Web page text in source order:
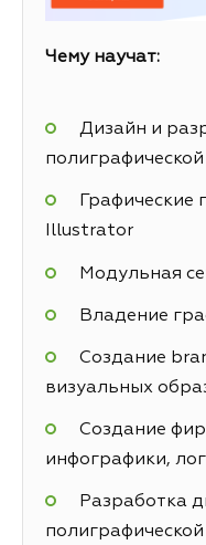
Чему научат:
Дизайн и
Графические
Illustrator
Модульная
Владение
Создание
визуальных
Создание
инфографики,
Разработка